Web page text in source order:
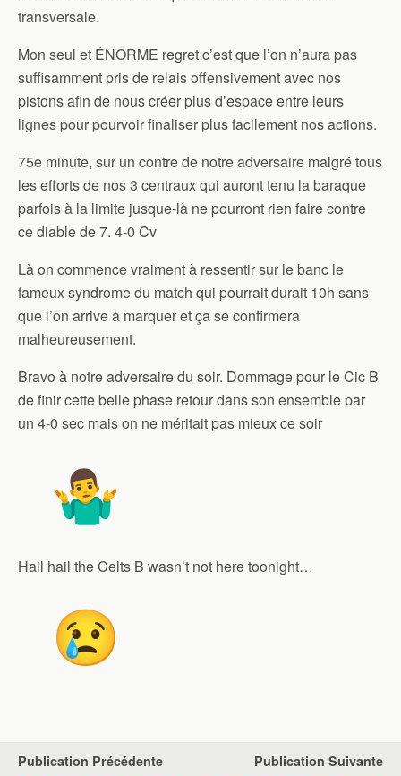
transversale.
Mon seul et ÉNORME regret c’est que l’on n’aura pas
suffisamment pris de relais offensivement avec nos
pistons afin de nous créer plus d’espace entre leurs
lignes pour pourvoir finaliser plus facilement nos actions.
75e minute, sur un contre de notre adversaire malgré tous
les efforts de nos 3 centraux qui auront tenu la baraque
parfois à la limite jusque-là ne pourront rien faire contre
ce diable de 7. 4-0 Cv
Là on commence vraiment à ressentir sur le banc le
fameux syndrome du match qui pourrait durait 10h sans
que l’on arrive à marquer et ça se confirmera
malheureusement.
Bravo à notre adversaire du soir. Dommage pour le Cic B
de finir cette belle phase retour dans son ensemble par
un 4-0 sec mais on ne méritait pas mieux ce soir
Hail hail the Celts B wasn’t not here toonight…
Publication Précédente Publication Suivante